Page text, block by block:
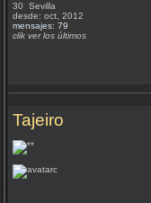
30 Sevilla
desde: oct, 2012
mensajes: 79
clik ver los últimos
Tajeiro